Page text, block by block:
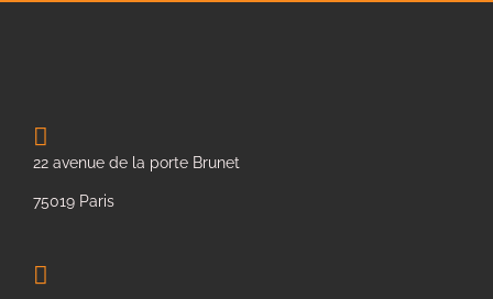
22 avenue de la porte Brunet
75019 Paris